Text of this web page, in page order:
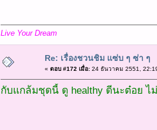
Live Your Dream
Re: เรื่องชวนชิม แซ่บ ๆ ซ่า ๆ
« ตอบ #172 เมื่อ:24 ธันวาคม 2551,
กับแกล้มชุดนี้ ดู healthy ดีนะต๋อย ไ